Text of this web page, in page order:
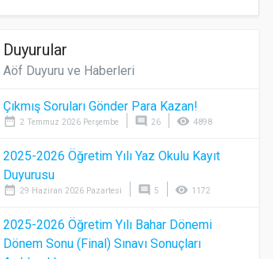
Duyurular
Aöf Duyuru ve Haberleri
Çıkmış Soruları Gönder Para Kazan!
date_range 2 Temmuz 2026 Perşembe comment 26 visibility 4898
2025-2026 Öğretim Yılı Yaz Okulu Kayıt
Duyurusu
date_range 29 Haziran 2026 Pazartesi comment 5 visibility 1172
2025-2026 Öğretim Yılı Bahar Dönemi
Dönem Sonu (Final) Sınavı Sonuçları